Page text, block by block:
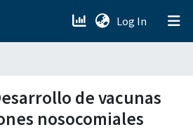
Log In (current)
de vacunas
nosocomiales